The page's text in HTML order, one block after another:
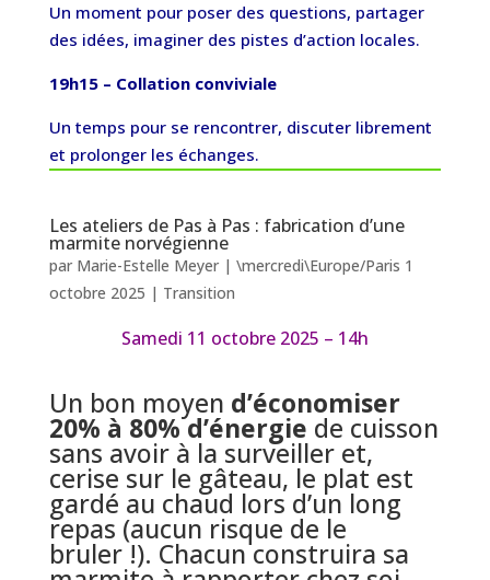
Un moment pour poser des questions, partager
des idées, imaginer des pistes d’action locales.
19h15 – Collation conviviale
Un temps pour se rencontrer, discuter librement
et prolonger les échanges.
Les ateliers de Pas à Pas : fabrication d’une
marmite norvégienne
par Marie-Estelle Meyer| \mercredi\Europe/Paris 1
octobre 2025 | Transition
Samedi 11 octobre 2025 – 14h
Un bon moyen d’économiser
20% à 80% d’énergie de cuisson
sans avoir à la surveiller et,
cerise sur le gâteau, le plat est
gardé au chaud lors d’un long
repas (aucun risque de le
bruler !). Chacun construira sa